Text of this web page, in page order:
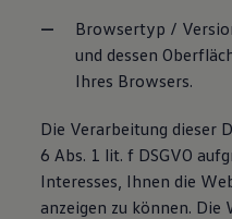
Browsertyp /
und dessen
Ihres Browsers.
Die Verarbeitung dieser
6 Abs. 1 lit. f DSGVO
Interesses, Ihnen die
anzeigen zu können. Die